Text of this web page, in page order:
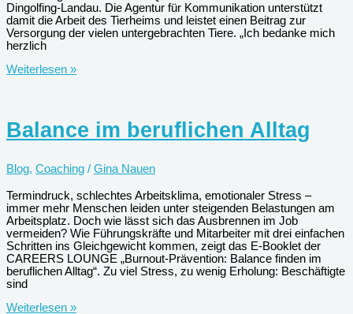
Dingolfing-Landau. Die Agentur für Kommunikation unterstützt
damit die Arbeit des Tierheims und leistet einen Beitrag zur
Versorgung der vielen untergebrachten Tiere. „Ich bedanke mich
herzlich
Weihnachtsspende
Weiterlesen »
Balance im beruflichen Alltag
Blog, Coaching / Gina Nauen
Termindruck, schlechtes Arbeitsklima, emotionaler Stress –
immer mehr Menschen leiden unter steigenden Belastungen am
Arbeitsplatz. Doch wie lässt sich das Ausbrennen im Job
vermeiden? Wie Führungskräfte und Mitarbeiter mit drei einfachen
Schritten ins Gleichgewicht kommen, zeigt das E-Booklet der
CAREERS LOUNGE „Burnout-Prävention: Balance finden im
beruflichen Alltag“. Zu viel Stress, zu wenig Erholung: Beschäftigte
sind
Balance
Weiterlesen »